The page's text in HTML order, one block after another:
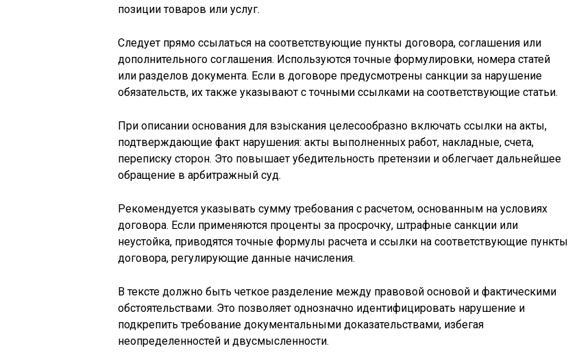
позиции товаров или услуг.
Следует прямо ссылаться на соответствующие пункты договора, соглашения или
дополнительного соглашения. Используются точные формулировки, номера статей
или разделов документа. Если в договоре предусмотрены санкции за нарушение
обязательств, их также указывают с точными ссылками на соответствующие статьи.
При описании основания для взыскания целесообразно включать ссылки на акты,
подтверждающие факт нарушения: акты выполненных работ, накладные, счета,
переписку сторон. Это повышает убедительность претензии и облегчает дальнейшее
обращение в арбитражный суд.
Рекомендуется указывать сумму требования с расчетом, основанным на условиях
договора. Если применяются проценты за просрочку, штрафные санкции или
неустойка, приводятся точные формулы расчета и ссылки на соответствующие пункты
договора, регулирующие данные начисления.
В тексте должно быть четкое разделение между правовой основой и фактическими
обстоятельствами. Это позволяет однозначно идентифицировать нарушение и
подкрепить требование документальными доказательствами, избегая
неопределенностей и двусмысленности.